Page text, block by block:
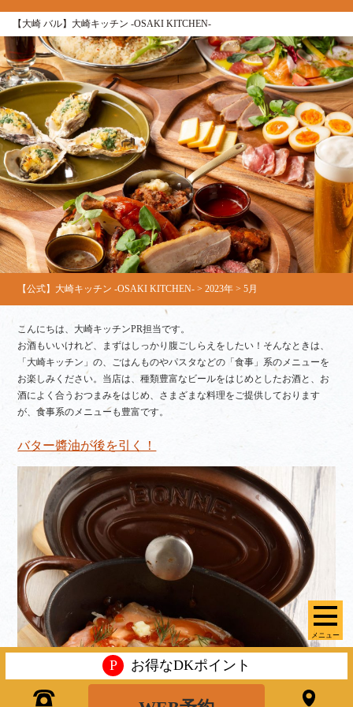
【大崎 バル】大崎キッチン ‐OSAKI KITCHEN‐
メニュー
【公式】大崎キッチン ‐OSAKI KITCHEN‐ >2023年 >5月
こんにちは、大崎キッチンPR担当です。
お酒もいいけれど、まずはしっかり腹ごしらえをしたい！そんなときは、
「大崎キッチン」の、ごはんものやパスタなどの「食事」系のメニューを
お楽しみください。当店は、種類豊富なビールをはじめとしたお酒と、お
酒によく合うおつまみをはじめ、さまざまな料理をご提供しております
が、食事系のメニューも豊富です。
バター醬油が後を引く！
P お得なDKポイント